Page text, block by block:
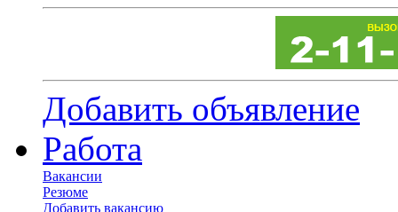
Добавить объявление
Работа
Вакансии
Резюме
Добавить вакансию